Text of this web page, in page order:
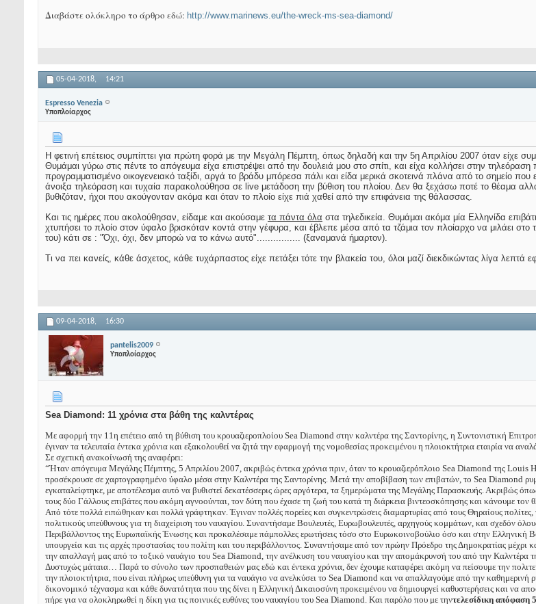
Διαβάστε ολόκληρο το άρθρο εδώ: http://www.marinews.eu/the-wreck-ms-sea-diamond/
05-04-2018, 14:21
Espresso Venezia
Υποπλοίαρχος
Η φετινή επέτειος συμπίπτει για πρώτη φορά με την Μεγάλη Πέμπτη, όπως δηλαδή και την 5η Απριλίου 2007 όταν είχε
Θυμάμαι γύρω στις πέντε το απόγευμα είχα επιστρέψει από την δουλειά μου στο σπίτι, και είχα κολλήσει στην
προγραμματισμένο οικογενειακό ταξίδι, αργά το βράδυ μπόρεσα πάλι και είδα μερικά σκοτεινά πλάνα από το σημείο
άνοιξα τηλεόραση και τυχαία παρακολούθησα σε live μετάδοση την βύθιση του πλοίου. Δεν θα ξεχάσω ποτέ το θέαμα
βυθιζόταν, ήχοι που ακούγονταν ακόμα και όταν το πλοίο είχε πιά χαθεί από την επιφάνεια της θάλασσας.
Και τις ημέρες που ακολούθησαν, είδαμε και ακούσαμε τα πάντα όλα στα τηλεδικεία. Θυμάμαι ακόμα μία Ελληνίδα
χτυπήσει το πλοίο στον ύφαλο βρισκόταν κοντά στην γέφυρα, και έβλεπε μέσα από τα τζάμια τον πλοίαρχο να μιλάει
του) κάτι σε : "Όχι, όχι, δεν μπορώ να το κάνω αυτό"................ (ξαναμανά ήμαρτον).
Τι να πει κανείς, κάθε άσχετος, κάθε τυχάρπαστος είχε πετάξει τότε την βλακεία του, όλοι μαζί διεκδικώντας λίγα λεπτά
09-04-2018, 16:30
pantelis2009
Υποπλοίαρχος
Sea Diamond: 11 χρόνια στα βάθη της καλντέρας
Με αφορμή την 11η επέτειο από τη βύθιση του κρουαζιεροπλοίου Sea Diamond στην καλντέρα της Σαντορίνης, η Συντονιστική
έγιναν τα τελευταία έντεκα χρόνια και εξακολουθεί να ζητά την εφαρμογή της νομοθεσίας προκειμένου η πλοιοκτήτρια εταιρία να
Σε σχετική ανακοίνωσή της αναφέρει:
“Ήταν απόγευμα Μεγάλης Πέμπτης, 5 Απριλίου 2007, ακριβώς έντεκα χρόνια πριν, όταν το κρουαζιερόπλοιο Sea Diamond της
προσέκρουσε σε χαρτογραφημένο ύφαλο μέσα στην Καλντέρα της Σαντορίνης. Μετά την αποβίβαση των επιβατών, το Sea Diamond
εγκαταλείφτηκε, με αποτέλεσμα αυτό να βυθιστεί δεκατέσσερις ώρες αργότερα, τα ξημερώματα της Μεγάλης Παρασκευής. Ακριβώς
τους δύο Γάλλους επιβάτες που ακόμη αγνοούνται, τον δύτη που έχασε τη ζωή του κατά τη διάρκεια βιντεοσκόπησης και κάνουμε τον
Από τότε πολλά ειπώθηκαν και πολλά γράφτηκαν. Έγιναν πολλές πορείες και συγκεντρώσεις διαμαρτυρίας από τους Θηραίους
πολιτικούς υπεύθυνους για τη διαχείριση του ναυαγίου. Συναντήσαμε Βουλευτές, Ευρωβουλευτές, αρχηγούς κομμάτων, και σχεδόν
Περιβάλλοντος της Ευρωπαϊκής Ένωσης και προκαλέσαμε πάμπολλες ερωτήσεις τόσο στο Ευρωκοινοβούλιο όσο και στην Ελληνική
υπουργεία και τις αρχές προστασίας του πολίτη και του περιβάλλοντος. Συναντήσαμε από τον πρώην Πρόεδρο της Δημοκρατίας
την απαλλαγή μας από το τοξικό ναυάγιο του Sea Diamond, την ανέλκυση του ναυαγίου και την απομάκρυνσή του από την Καλντέρα
Δυστυχώς μάταια… Παρά το σύνολο των προσπαθειών μας εδώ και έντεκα χρόνια, δεν έχουμε καταφέρει ακόμη να πείσουμε την
την πλοιοκτήτρια, που είναι πλήρως υπεύθυνη για τα ναυάγιο να ανελκύσει το Sea Diamond και να απαλλαγούμε από την
δικονομικό τέχνασμα και κάθε δυνατότητα που της δίνει η Ελληνική Δικαιοσύνη προκειμένου να δημιουργεί καθυστερήσεις και να
πήρε για να ολοκληρωθεί η δίκη για τις ποινικές ευθύνες του ναυαγίου του Sea Diamond. Και παρόλο που με τηντελεσίδικη απόφαση